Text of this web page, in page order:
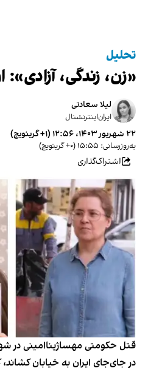
تحلیل
«زن، زندگی،
لیلا سعادتی
ایران‌اینترنشنال
۲۲ شهریور ۱۴۰۳، ۱۲:۵۶ (‎+۱ گرینویچ)
به‌روزرسانی: ۱۵:۵۵ (‎+۰ گرینویچ)
اشتراک‌گذاری
در جای‌جای ایران به خیابان